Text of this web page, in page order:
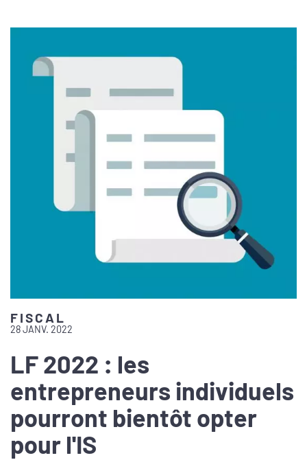
FISCAL
28 JANV. 2022
LF 2022 : les
entrepreneurs individuels
pourront bientôt opter
pour l'IS